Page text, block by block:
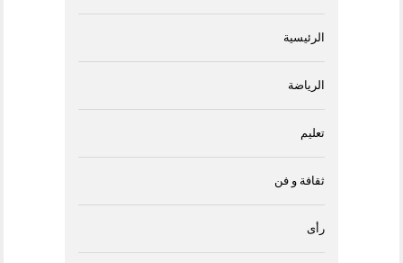
الرئيسية
الرياضة
تعليم
ثقافة و فن
رأى